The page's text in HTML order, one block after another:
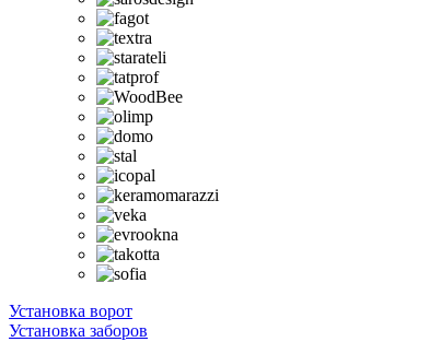
Установка ворот
Установка заборов